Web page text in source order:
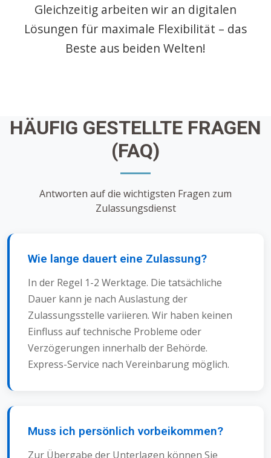
Gleichzeitig arbeiten wir an digitalen
Lösungen für maximale Flexibilität – das
Beste aus beiden Welten!
HÄUFIG GESTELLTE FRAGEN
(FAQ)
Antworten auf die wichtigsten Fragen zum
Zulassungsdienst
Wie lange dauert eine Zulassung?
In der Regel 1-2 Werktage. Die tatsächliche
Dauer kann je nach Auslastung der
Zulassungsstelle variieren. Wir haben keinen
Einfluss auf technische Probleme oder
Verzögerungen innerhalb der Behörde.
Express-Service nach Vereinbarung möglich.
Muss ich persönlich vorbeikommen?
Zur Übergabe der Unterlagen können Sie